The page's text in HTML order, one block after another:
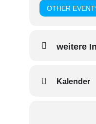
OTHER
weitere
Kalender